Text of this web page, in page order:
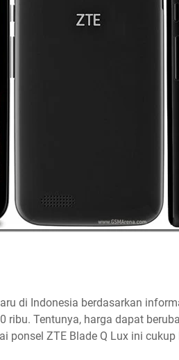
di Indonesia berdasarkan
ribu. Tentunya, harga dapat
ponsel ZTE Blade Q Lux ini